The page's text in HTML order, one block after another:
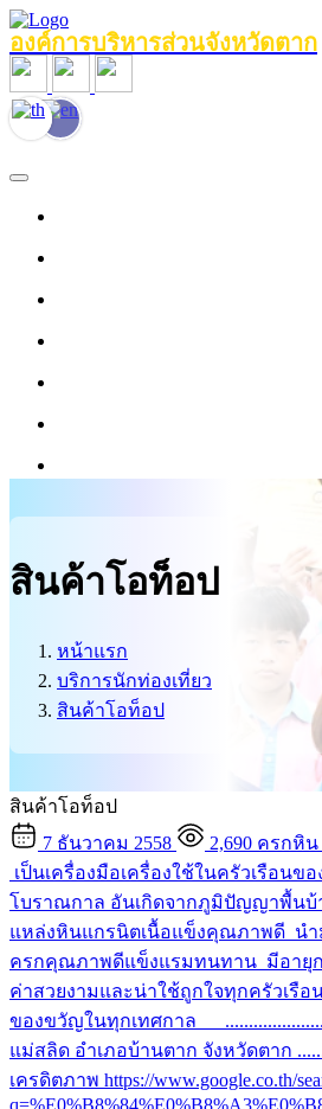
องค์การบริหารส่วนจังหวัดตาก
ติดต่อเรา
ศูนย์ข้อมูลข่าวสารทางราชการ
สินค้าโอท็อป
หน้าแรก
บริการนักท่องเที่ยว
สินค้าโอท็อป
สินค้าโอท็อป
7 ธันวาคม 2558
2,690 ครกหิน
เป็นเครื่องมือเครื่องใช้ในครัวเรือนข
โบราณกาล อันเกิดจากภูมิปัญญาพื้นบ้
แหล่งหินแกรนิตเนื้อแข็งคุณภาพดี นำ
ครกคุณภาพดีแข็งแรมทนทาน มีอายุ
ค่าสวยงามและน่าใช้ถูกใจทุกครัวเรือ
ของขวัญในทุกเทศกาล
แม่สลิด อำเภอบ้านตาก จังหวัดตาก
เครดิตภาพ https://www.google.co.th/